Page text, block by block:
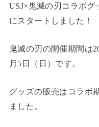
USJ×鬼滅の刃コラボグ
にスタートしました！
鬼滅の刃の開催期間は
月5日（日）です。
グッズの販売はコラボ
ました。